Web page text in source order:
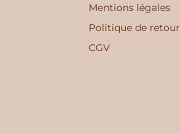
Mentions légales
Politique de retour
CGV